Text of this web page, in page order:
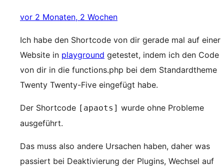
vor 2 Monaten, 2 Wochen
Ich habe den Shortcode von dir gerade mal auf einer
Website in playground getestet, indem ich den Code
von dir in die functions.php bei dem Standardtheme
Twenty Twenty-Five eingefügt habe.
Der Shortcode [apaots] wurde ohne Probleme
ausgeführt.
Das muss also andere Ursachen haben, daher was
passiert bei Deaktivierung der Plugins, Wechsel auf